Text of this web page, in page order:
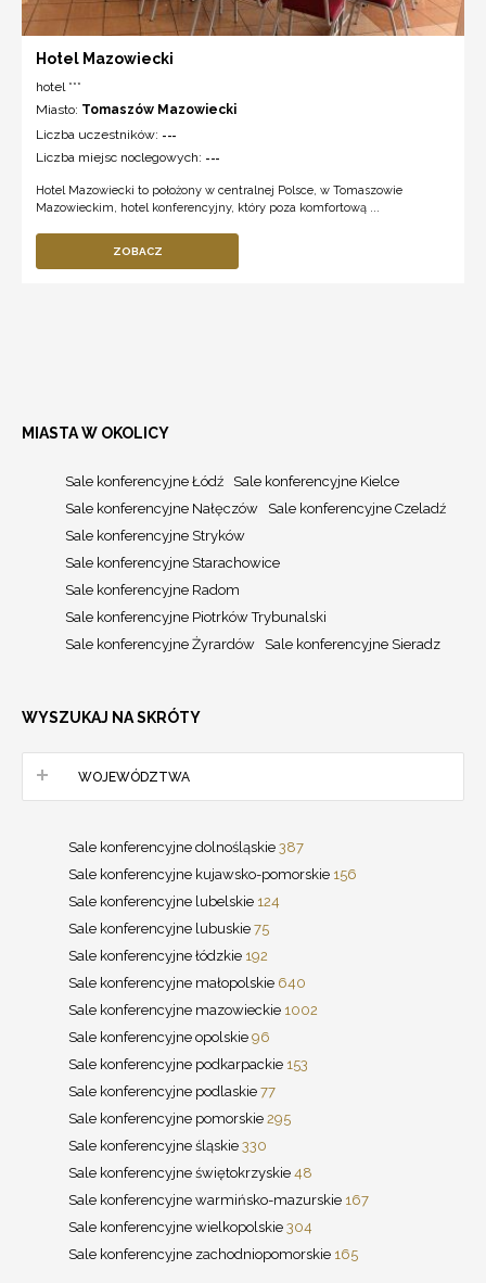
Hotel Mazowiecki
hotel ***
Miasto: Tomaszów Mazowiecki
Liczba uczestników: ---
Liczba miejsc noclegowych: ---
Hotel Mazowiecki to położony w centralnej Polsce, w Tomaszowie
Mazowieckim, hotel konferencyjny, który poza komfortową ...
ZOBACZ
MIASTA W OKOLICY
Sale konferencyjne Łódź
Sale konferencyjne Kielce
Sale konferencyjne Nałęczów
Sale konferencyjne Czeladź
Sale konferencyjne Stryków
Sale konferencyjne Starachowice
Sale konferencyjne Radom
Sale konferencyjne Piotrków Trybunalski
Sale konferencyjne Żyrardów
Sale konferencyjne Sieradz
WYSZUKAJ NA SKRÓTY
WOJEWÓDZTWA
Sale konferencyjne dolnośląskie 387
Sale konferencyjne kujawsko-pomorskie 156
Sale konferencyjne lubelskie 124
Sale konferencyjne lubuskie 75
Sale konferencyjne łódzkie 192
Sale konferencyjne małopolskie 640
Sale konferencyjne mazowieckie 1002
Sale konferencyjne opolskie 96
Sale konferencyjne podkarpackie 153
Sale konferencyjne podlaskie 77
Sale konferencyjne pomorskie 295
Sale konferencyjne śląskie 330
Sale konferencyjne świętokrzyskie 48
Sale konferencyjne warmińsko-mazurskie 167
Sale konferencyjne wielkopolskie 304
Sale konferencyjne zachodniopomorskie 165